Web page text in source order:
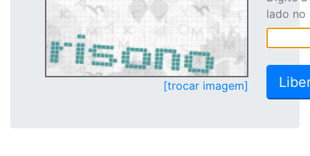
[trocar imagem]
lado no